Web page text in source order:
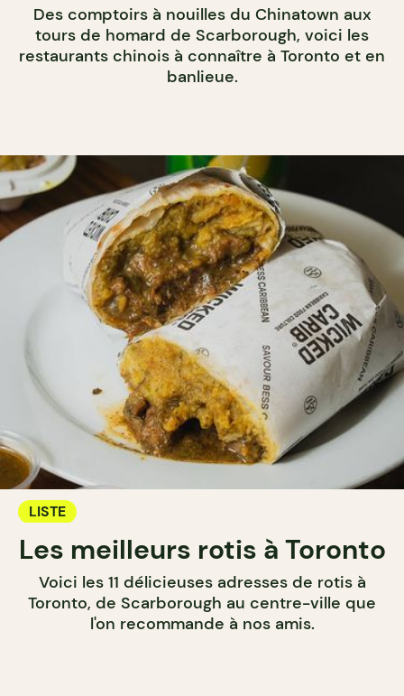
Des comptoirs à nouilles du Chinatown aux
tours de homard de Scarborough, voici les
restaurants chinois à connaître à Toronto et en
banlieue.
LISTE
Les meilleurs rotis à Toronto
Voici les 11 délicieuses adresses de rotis à
Toronto, de Scarborough au centre-ville que
l'on recommande à nos amis.